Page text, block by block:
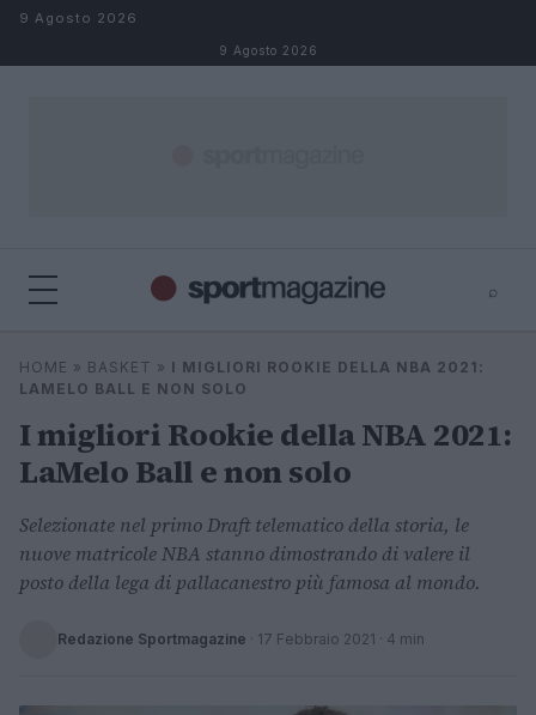
Salta al contenuto
9 Agosto 2026
9 Agosto 2026
⌕
Cerca
⌕
HOME » BASKET » I MIGLIORI ROOKIE DELLA NBA 2021:
LAMELO BALL E NON SOLO
I migliori Rookie della NBA 2021:
LaMelo Ball e non solo
Selezionate nel primo Draft telematico della storia, le
nuove matricole NBA stanno dimostrando di valere il
posto della lega di pallacanestro più famosa al mondo.
Redazione Sportmagazine · 17 Febbraio 2021 · 4 min